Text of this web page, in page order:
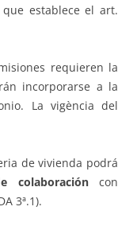
establece el art.
requieren la
incorporarse a la
La vigència del
de vivienda podrá
colaboracióncon
3ª.1).